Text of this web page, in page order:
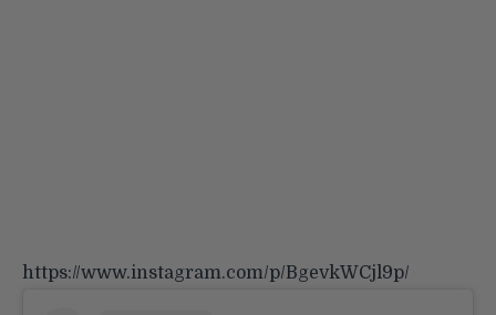
https://www.instagram.com/p/BgevkWCjl9p/